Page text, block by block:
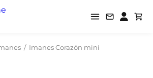
/ Imanes Corazón mini